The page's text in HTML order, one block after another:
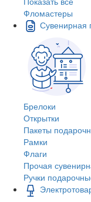
Фломастеры
Сувенирная
Брелоки
Открытки
Пакеты
Рамки
Флаги
Прочая
Ручки